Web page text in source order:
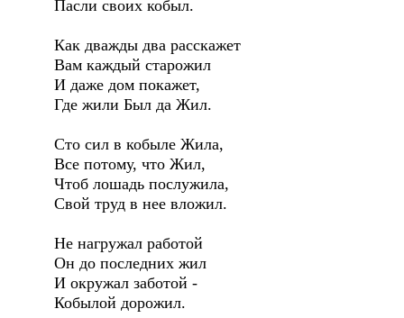
Пасли своих кобыл.
Как дважды два расскажет
Вам каждый старожил
И даже дом покажет,
Где жили Был да Жил.
Сто сил в кобыле Жила,
Все потому, что Жил,
Чтоб лошадь послужила,
Свой труд в нее вложил.
Не нагружал работой
Он до последних жил
И окружал заботой -
Кобылой дорожил.